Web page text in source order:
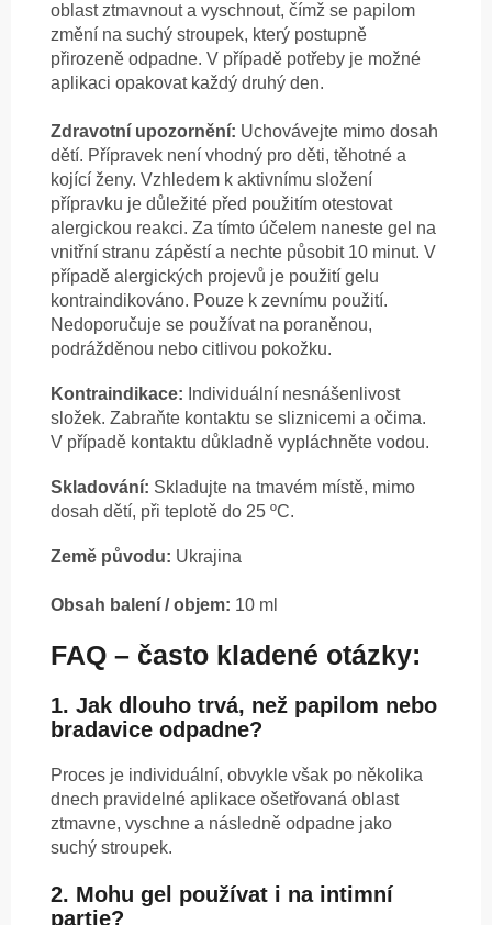
oblast ztmavnout a vyschnout, čímž se papilom
změní na suchý stroupek, který postupně
přirozeně odpadne. V případě potřeby je možné
aplikaci opakovat každý druhý den.
Zdravotní upozornění: Uchovávejte mimo dosah
dětí. Přípravek není vhodný pro děti, těhotné a
kojící ženy. Vzhledem k aktivnímu složení
přípravku je důležité před použitím otestovat
alergickou reakci. Za tímto účelem naneste gel na
vnitřní stranu zápěstí a nechte působit 10 minut. V
případě alergických projevů je použití gelu
kontraindikováno. Pouze k zevnímu použití.
Nedoporučuje se používat na poraněnou,
podrážděnou nebo citlivou pokožku.
Kontraindikace: Individuální nesnášenlivost
složek. Zabraňte kontaktu se sliznicemi a očima.
V případě kontaktu důkladně vypláchněte vodou.
Skladování: Skladujte na tmavém místě, mimo
dosah dětí, při teplotě do 25 ºC.
Země původu: Ukrajina
Obsah balení / objem: 10 ml
FAQ – často kladené otázky:
1. Jak dlouho trvá, než papilom nebo
bradavice odpadne?
Proces je individuální, obvykle však po několika
dnech pravidelné aplikace ošetřovaná oblast
ztmavne, vyschne a následně odpadne jako
suchý stroupek.
2. Mohu gel používat i na intimní
partie?